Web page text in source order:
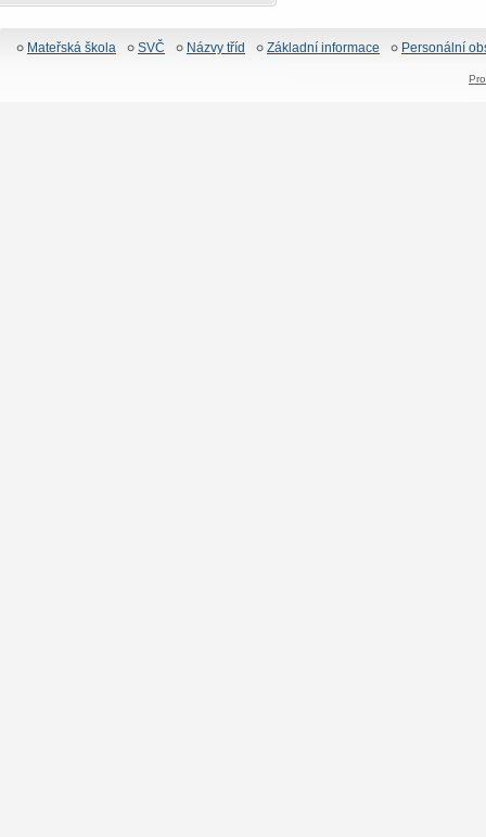
Mateřská škola SVČ Názvy tříd Základní informace Personální